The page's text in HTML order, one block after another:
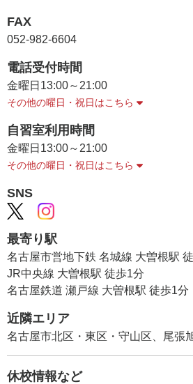
FAX
052-982-6604
電話受付時間
金曜日 13:00～21:00
その他の曜日・祝日はこちら
自習室利用時間
金曜日 13:00～21:00
その他の曜日・祝日はこちら
SNS
最寄り駅
名古屋市営地下鉄 名城線 大曽根駅
JR中央線 大曽根駅 徒歩1分
名古屋鉄道 瀬戸線 大曽根駅 徒歩1分
近隣エリア
名古屋市北区・東区・守山区、尾張
休校情報など